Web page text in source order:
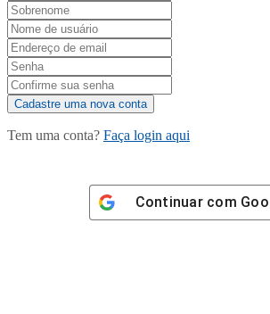
Tem uma conta? Faça login aqui
Continuar com